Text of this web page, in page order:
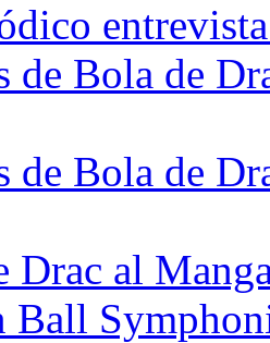
de Bola de
de Bola de
Drac al
Ball